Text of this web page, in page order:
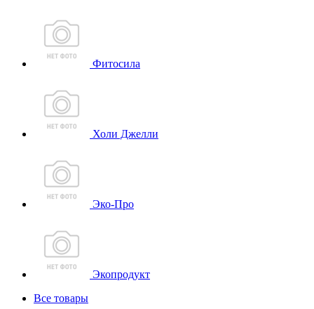
Фитосила
Холи Джелли
Эко-Про
Экопродукт
Все товары